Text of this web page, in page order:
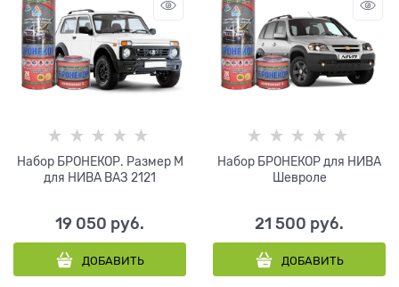
Набор БРОНЕКОР. Размер M
для НИВА ВАЗ 2121
19 050 руб.
ДОБАВИТЬ
Набор БРОНЕКОР для НИВА
Шевроле
21 500 руб.
ДОБАВИТЬ